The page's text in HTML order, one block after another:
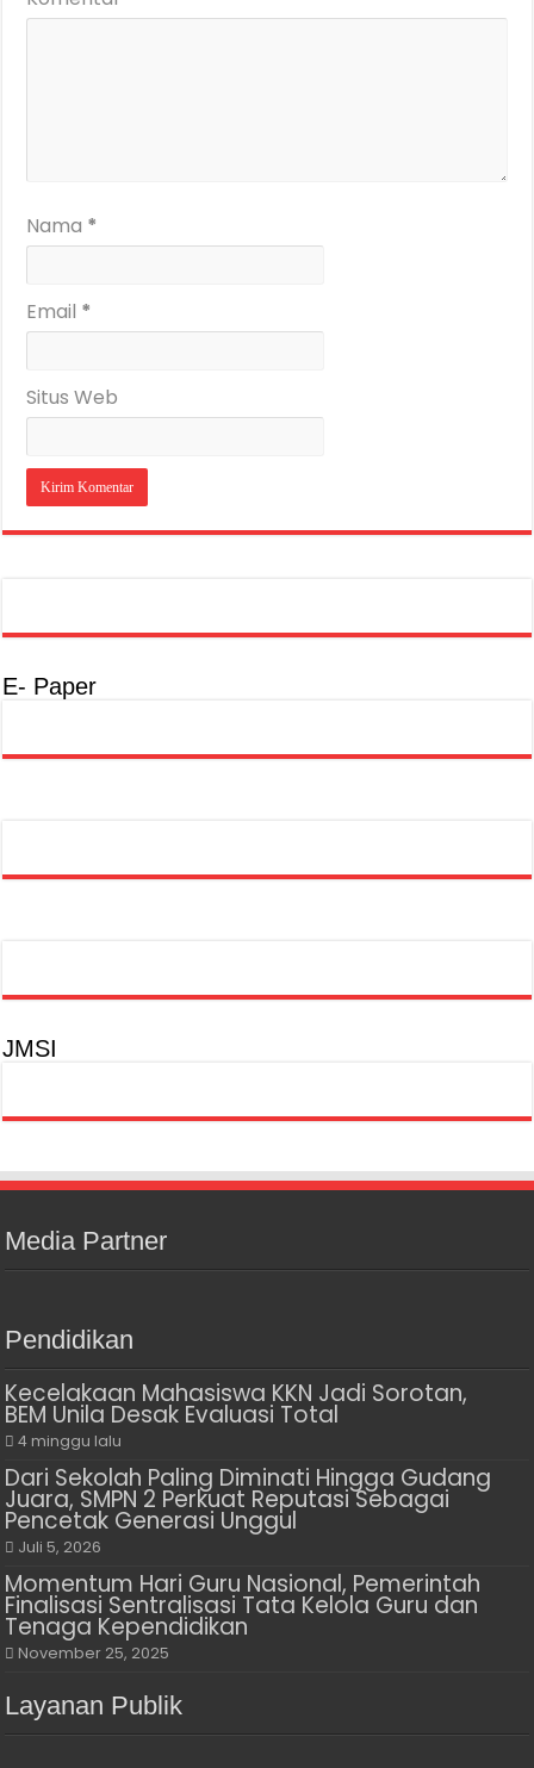
Nama *
Email *
Situs Web
E- Paper
JMSI
Media Partner
Pendidikan
Kecelakaan Mahasiswa KKN Jadi Sorotan,
BEM Unila Desak Evaluasi Total
4 minggu lalu
Dari Sekolah Paling Diminati Hingga Gudang
Juara, SMPN 2 Perkuat Reputasi Sebagai
Pencetak Generasi Unggul
Juli 5, 2026
Momentum Hari Guru Nasional, Pemerintah
Finalisasi Sentralisasi Tata Kelola Guru dan
Tenaga Kependidikan
November 25, 2025
Layanan Publik